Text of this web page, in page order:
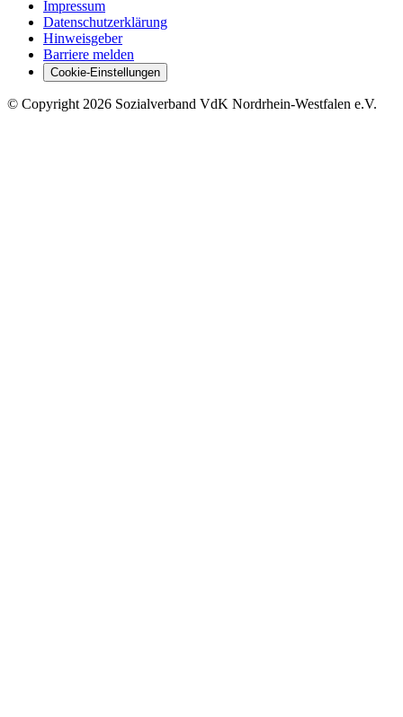
Impressum
Datenschutzerklärung
Hinweisgeber
Barriere melden
Cookie-Einstellungen
© Copyright 2026 Sozialverband VdK Nordrhein-Westfalen e.V.